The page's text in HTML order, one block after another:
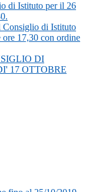
di Istituto per il 26
Consiglio di Istituto
17,30 con ordine
DI
17 OTTOBRE